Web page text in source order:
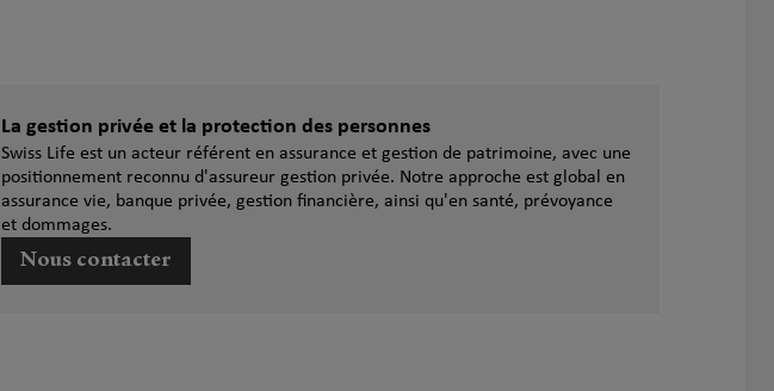
La gestion privée et la protection des personnes
Swiss Life est un acteur référent en assurance et gestion de patrimoine, avec une
positionnement reconnu d'assureur gestion privée. Notre approche est global en
assurance vie, banque privée, gestion financière, ainsi qu'en santé, prévoyance
et dommages.
Nous contacter